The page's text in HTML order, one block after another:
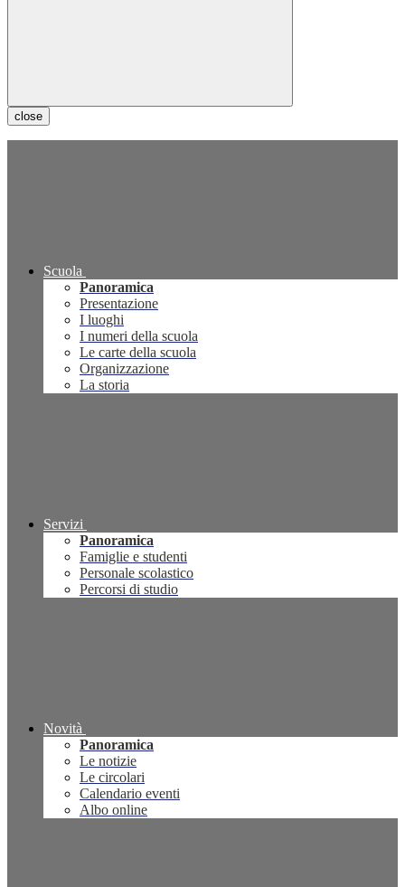
close
Scuola
Panoramica
Presentazione
I luoghi
I numeri della scuola
Le carte della scuola
Organizzazione
La storia
Servizi
Panoramica
Famiglie e studenti
Personale scolastico
Percorsi di studio
Novità
Panoramica
Le notizie
Le circolari
Calendario eventi
Albo online